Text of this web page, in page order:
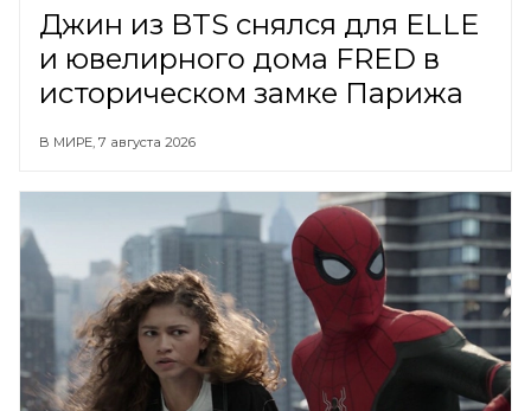
Джин из BTS снялся для ELLE
и ювелирного дома FRED в
историческом замке Парижа
В МИРЕ, 7 августа 2026